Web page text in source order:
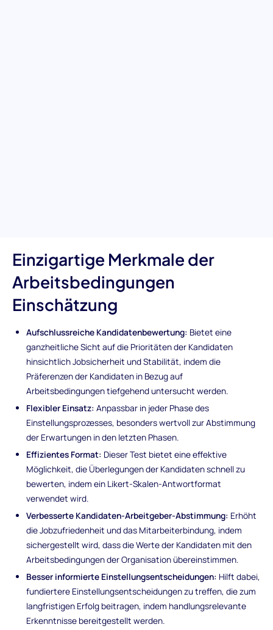
Einzigartige Merkmale der
Arbeitsbedingungen
Einschätzung
Aufschlussreiche Kandidatenbewertung: Bietet eine
ganzheitliche Sicht auf die Prioritäten der Kandidaten
hinsichtlich Jobsicherheit und Stabilität, indem die
Präferenzen der Kandidaten in Bezug auf
Arbeitsbedingungen tiefgehend untersucht werden.
Flexibler Einsatz: Anpassbar in jeder Phase des
Einstellungsprozesses, besonders wertvoll zur Abstimmung
der Erwartungen in den letzten Phasen.
Effizientes Format: Dieser Test bietet eine effektive
Möglichkeit, die Überlegungen der Kandidaten schnell zu
bewerten, indem ein Likert-Skalen-Antwortformat
verwendet wird.
Verbesserte Kandidaten-Arbeitgeber-Abstimmung: Erhöht
die Jobzufriedenheit und das Mitarbeiterbindung, indem
sichergestellt wird, dass die Werte der Kandidaten mit den
Arbeitsbedingungen der Organisation übereinstimmen.
Besser informierte Einstellungsentscheidungen: Hilft dabei,
fundiertere Einstellungsentscheidungen zu treffen, die zum
langfristigen Erfolg beitragen, indem handlungsrelevante
Erkenntnisse bereitgestellt werden.